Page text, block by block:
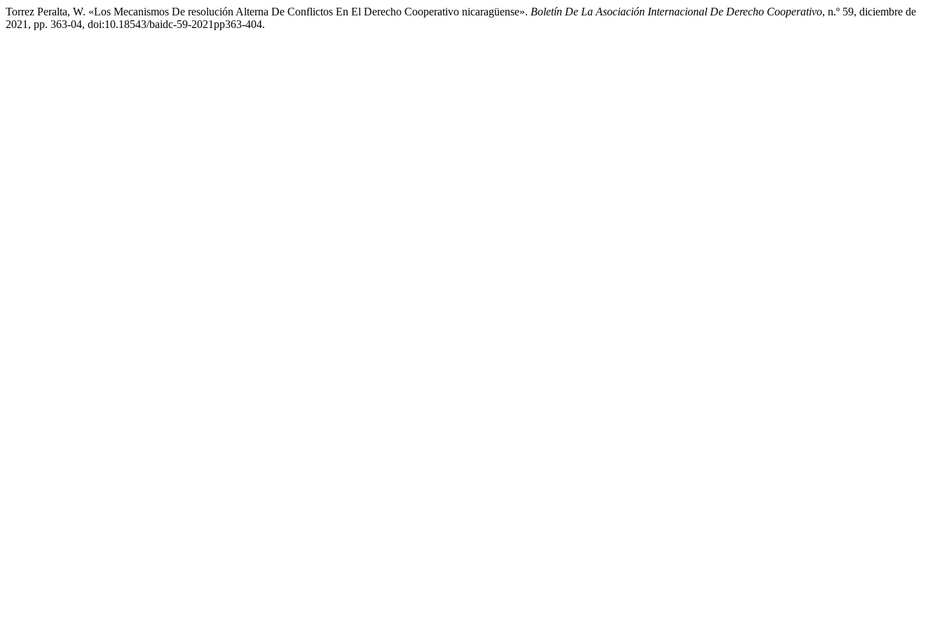
Torrez Peralta, W. «Los Mecanismos De resolución Alterna De Conflictos En El Derecho Cooperativo nicaragüense». Boletín De La Asociación Internacional De Derecho Cooperativo, n.º 59, diciembre de
2021, pp. 363-04, doi:10.18543/baidc-59-2021pp363-404.